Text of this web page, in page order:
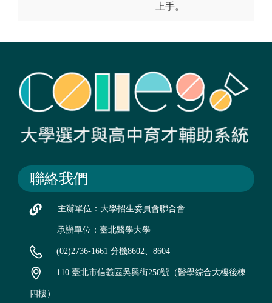
上手。
聯絡我們
主辦單位：大學招生委員會聯合會
承辦單位：臺北醫學大學
(02)2736-1661 分機8602、8604
110 臺北市信義區吳興街250號（醫學綜合大樓後棟
四樓）